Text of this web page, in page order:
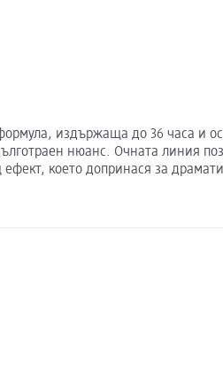
издържаща до 36 часа и
нюанс. Очната линия
което допринася за